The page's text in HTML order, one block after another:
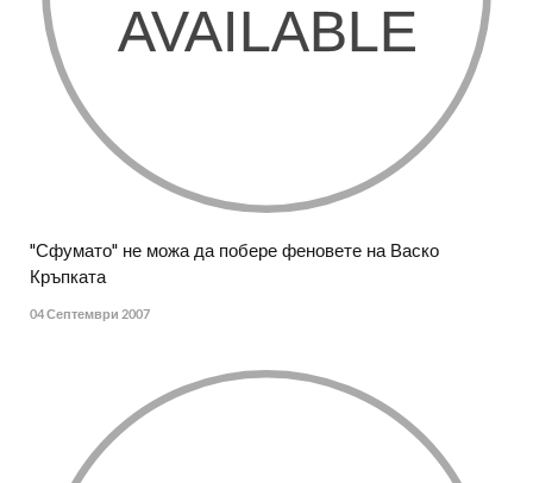
"Сфумато" не можа да побере феновете на Васко
Кръпката
04 Септември 2007